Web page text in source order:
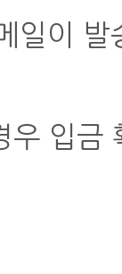
일이
우 입금